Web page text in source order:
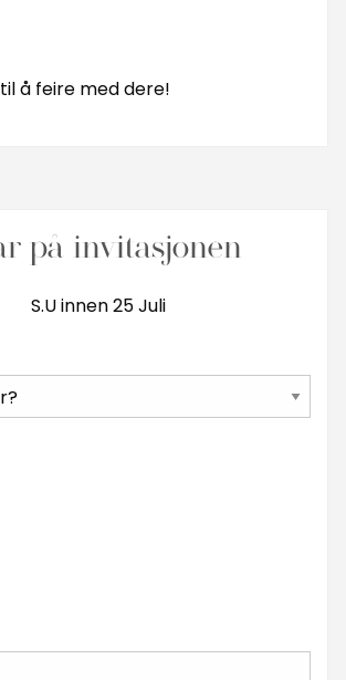
å feire med dere!
på invitasjonen
S.U innen 25 Juli